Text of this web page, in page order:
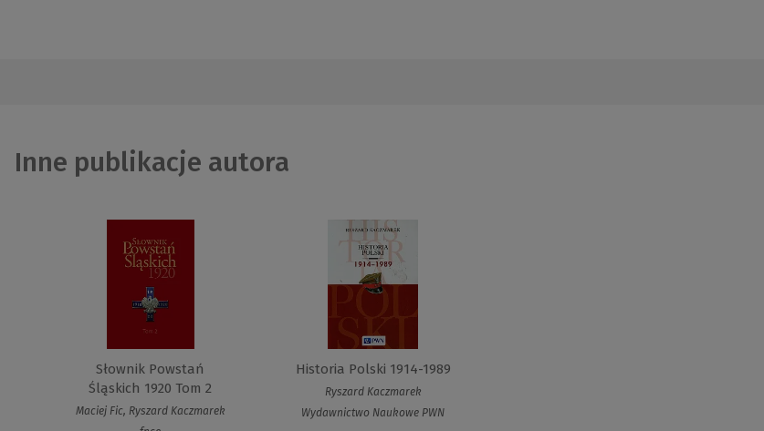
Inne publikacje autora
Słownik Powstań
Śląskich 1920 Tom 2
Maciej Fic, Ryszard Kaczmarek
Historia Polski 1914-1989
Ryszard Kaczmarek
Wydawnictwo Naukowe PWN